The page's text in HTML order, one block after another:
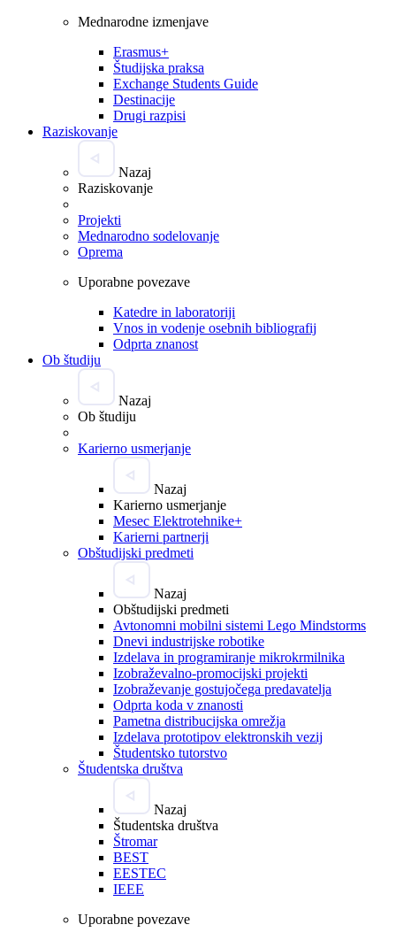
Mednarodne izmenjave
Erasmus+
Študijska praksa
Exchange Students Guide
Destinacije
Drugi razpisi
Raziskovanje
Nazaj
Raziskovanje
Projekti
Mednarodno sodelovanje
Oprema
Uporabne povezave
Katedre in laboratoriji
Vnos in vodenje osebnih bibliografij
Odprta znanost
Ob študiju
Nazaj
Ob študiju
Karierno usmerjanje
Nazaj
Karierno usmerjanje
Mesec Elektrotehnike+
Karierni partnerji
Obštudijski predmeti
Nazaj
Obštudijski predmeti
Avtonomni mobilni sistemi Lego Mindstorms
Dnevi industrijske robotike
Izdelava in programiranje mikrokrmilnika
Izobraževalno-promocijski projekti
Izobraževanje gostujočega predavatelja
Odprta koda v znanosti
Pametna distribucijska omrežja
Izdelava prototipov elektronskih vezij
Študentsko tutorstvo
Študentska društva
Nazaj
Študentska društva
Štromar
BEST
EESTEC
IEEE
Uporabne povezave